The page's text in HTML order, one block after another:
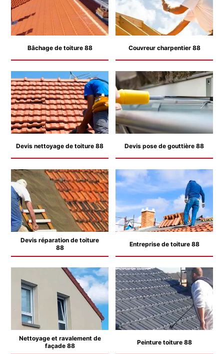
Bâchage de toiture 88 Couvreur charpentier 88
Devis nettoyage de toiture 88 Devis pose de gouttière 88
Devis réparation de toiture
88
Entreprise de toiture 88
Nettoyage et ravalement de
façade 88
Peinture toiture 88